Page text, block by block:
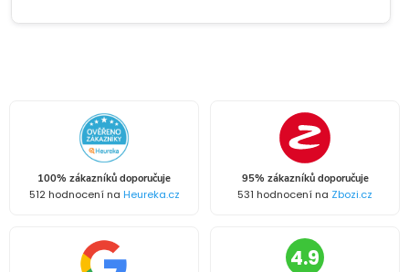
100% zákazníků doporučuje
512 hodnocení na Heureka.cz
95% zákazníků doporučuje
531 hodnocení na Zbozi.cz
4.9